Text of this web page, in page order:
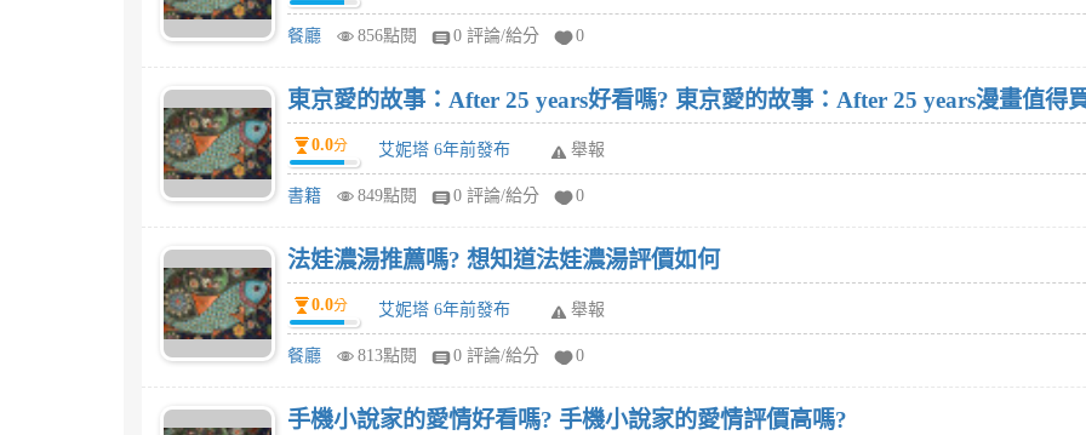
餐廳 856點閱 0 評論/給分 0
東京愛的故事：After 25 years好看嗎? 東京愛的故事：After 25 years漫畫值得
0.0分 艾妮塔 6年前發布 舉報
書籍 849點閱 0 評論/給分 0
法娃濃湯推薦嗎? 想知道法娃濃湯評價如何
0.0分 艾妮塔 6年前發布 舉報
餐廳 813點閱 0 評論/給分 0
手機小說家的愛情好看嗎? 手機小說家的愛情評價高嗎?